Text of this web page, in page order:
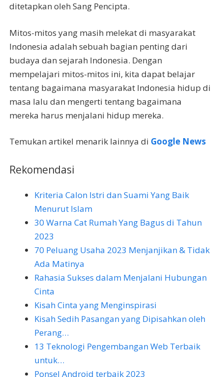
ditetapkan oleh Sang Pencipta.
Mitos-mitos yang masih melekat di masyarakat
Indonesia adalah sebuah bagian penting dari
budaya dan sejarah Indonesia. Dengan
mempelajari mitos-mitos ini, kita dapat belajar
tentang bagaimana masyarakat Indonesia hidup di
masa lalu dan mengerti tentang bagaimana
mereka harus menjalani hidup mereka.
Temukan artikel menarik lainnya di Google News
Rekomendasi
Kriteria Calon Istri dan Suami Yang Baik
Menurut Islam
30 Warna Cat Rumah Yang Bagus di Tahun
2023
70 Peluang Usaha 2023 Menjanjikan & Tidak
Ada Matinya
Rahasia Sukses dalam Menjalani Hubungan
Cinta
Kisah Cinta yang Menginspirasi
Kisah Sedih Pasangan yang Dipisahkan oleh
Perang…
13 Teknologi Pengembangan Web Terbaik
untuk…
Ponsel Android terbaik 2023